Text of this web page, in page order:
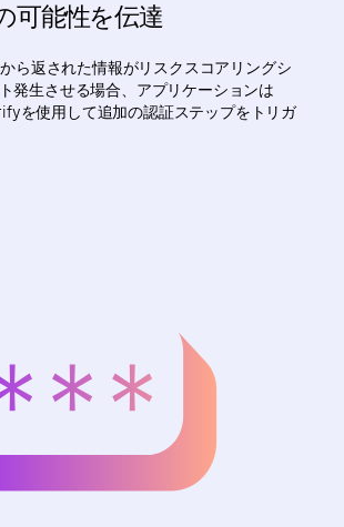
可能性を伝達
ら返された情報がリスクスコアリングシ
発生させる場合、アプリケーションは
を使用して追加の認証ステップをトリガ